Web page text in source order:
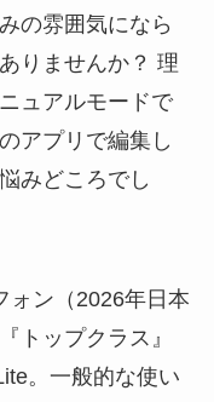
の雰囲気になら
りませんか？ 理
ュアルモードで
アプリで編集し
みどころでし
ォン（2026年日本
トップクラス』
。一般的な使い